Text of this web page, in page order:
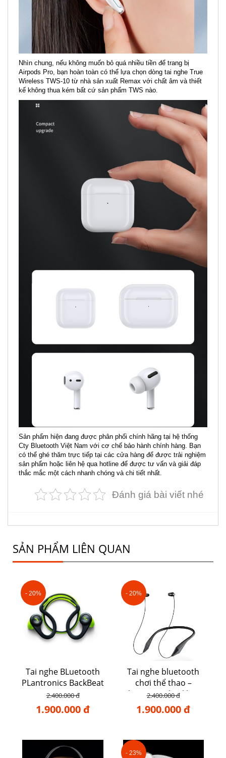
Nhìn chung, nếu không muốn bỏ quá nhiều tiền để trang bị
Airpods Pro, bạn hoàn toàn có thể lựa chọn dòng tai nghe True
Wireless TWS-10 từ nhà sản xuất Remax với chất âm và thiết
kế không thua kém bất cứ sản phẩm TWS nào.
Sản phẩm hiện đang được phân phối chính hãng tại hệ thống
Cty Bluetooth Việt Nam với cơ chế bảo hành chính hàng. Bạn
có thể ghé thăm trực tiếp tại các cửa hàng để được trải nghiệm
sản phẩm hoặc liên hệ qua hotline để được tư vấn và giải đáp
thắc mắc một cách nhanh chóng và chi tiết nhất.
Đánh giá bài viết nhé
SẢN PHẨM LIÊN QUAN
- 20%
Tai nghe BLuetooth
PLantronics BackBeat
Fit
2.400.000 đ
1.900.000 đ
- 20%
Tai nghe bluetooth
chơi thể thao –
Plantronics backbeat
105
2.400.000 đ
1.900.000 đ
- 23%